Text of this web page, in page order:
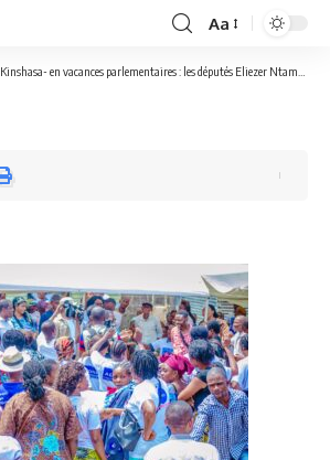
Font
Resizer
Aa
Kinshasa- en vacances parlementaires : les députés Eliezer Ntambwe et Nicolas Wemakoy assistent en vivres leurs électeurs de Lukunga.